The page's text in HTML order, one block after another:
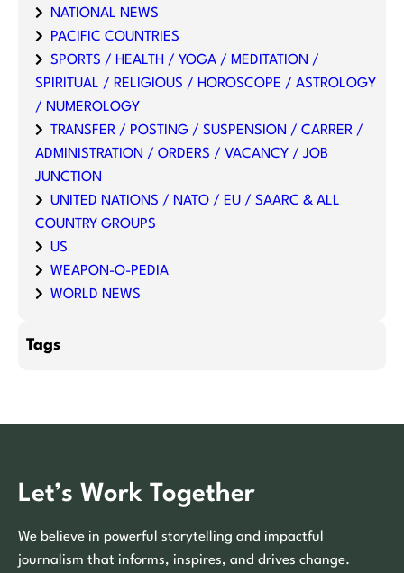
NATIONAL NEWS
PACIFIC COUNTRIES
SPORTS / HEALTH / YOGA / MEDITATION /
SPIRITUAL / RELIGIOUS / HOROSCOPE / ASTROLOGY
/ NUMEROLOGY
TRANSFER / POSTING / SUSPENSION / CARRER /
ADMINISTRATION / ORDERS / VACANCY / JOB
JUNCTION
UNITED NATIONS / NATO / EU / SAARC & ALL
COUNTRY GROUPS
US
WEAPON-O-PEDIA
WORLD NEWS
Tags
Let’s Work Together
We believe in powerful storytelling and impactful
journalism that informs, inspires, and drives change.